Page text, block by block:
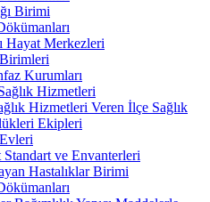
Birimi
Hayat Merkezleri
Kurumları
Hizmetleri
Hizmetleri Veren İlçe Sağlık
Ekipleri
ve Envanterleri
Hastalıklar Birimi